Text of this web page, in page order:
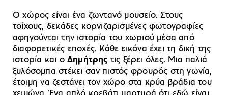
Ο χώρος είναι ένα ζωντανό μουσείο. Στους
τοίχους, δεκάδες κορνιζαρισμένες φωτογραφίες
αφηγούνται την ιστορία του χωριού μέσα από
διαφορετικές εποχές. Κάθε εικόνα έχει τη δική της
ιστορία και ο Δημήτρης τις ξέρει όλες. Μια παλιά
ξυλόσομπα στέκει σαν πιστός φρουρός στη γωνία,
έτοιμη να ζεστάνει τον χώρο στα κρύα βράδια του